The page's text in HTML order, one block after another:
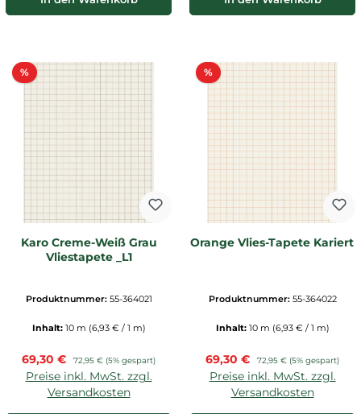
%Rabatt
Karo Creme-Weiß Grau
Vliestapete _L1
Produktnummer: 55-364021
Inhalt: 10 m (6,93 € / 1 m)
Verkaufspreis:
69,30 € Regulärer Preis:
72,95 € (5% gespart)
Preise inkl. MwSt. zzgl.
Versandkosten
%Rabatt
Orange Vlies-Tapete Kariert
Produktnummer: 55-364022
Inhalt: 10 m (6,93 € / 1 m)
Verkaufspreis:
69,30 € Regulärer Preis:
72,95 € (5% gespart)
Preise inkl. MwSt. zzgl.
Versandkosten